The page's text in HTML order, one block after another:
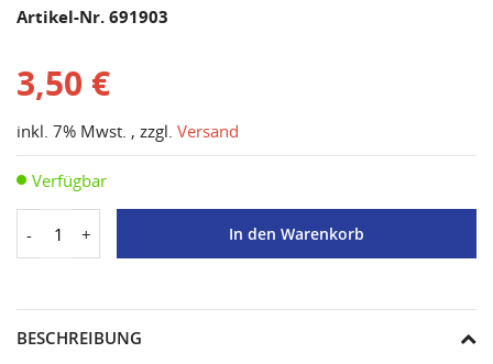
Artikel-Nr. 691903
3,50 €
inkl. 7% Mwst. , zzgl. Versand
Verfügbar
- + In den Warenkorb
BESCHREIBUNG